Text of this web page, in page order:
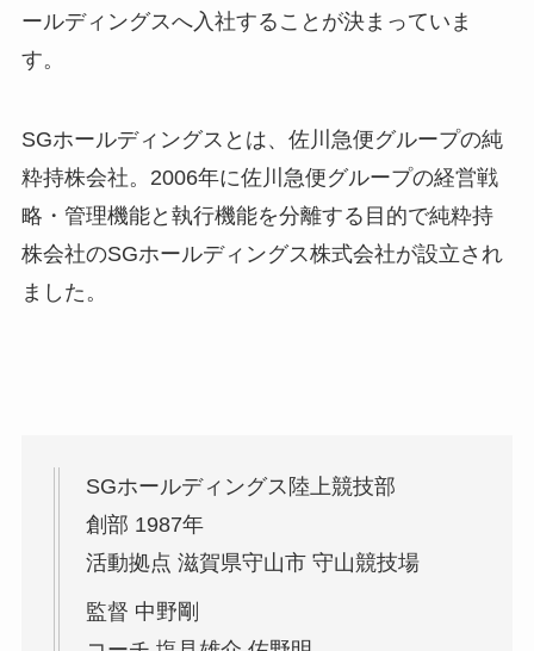
ールディングスへ入社することが決まっていま
す。
SGホールディングスとは、佐川急便グループの純
粋持株会社。2006年に佐川急便グループの経営戦
略・管理機能と執行機能を分離する目的で純粋持
株会社のSGホールディングス株式会社が設立され
ました。
SGホールディングス陸上競技部
創部 1987年
活動拠点 滋賀県守山市 守山競技場
監督 中野剛